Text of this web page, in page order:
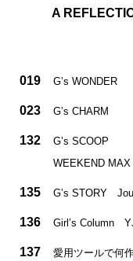
A
019 G’s WONDER
023 G’s CHARM
132
G’s SCOOP
WEEKEND
135 G’s STORY
136 Girl’s Column
137 愛用ツールで何